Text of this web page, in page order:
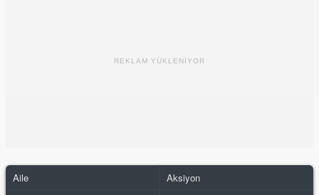
REKLAM YÜKLENİYOR
Aile
Aksiyon